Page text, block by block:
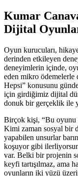
Kumar
Dijital
Oyun kurucuları,
derinden etkileyen
deneyimlerin içinde,
eden mikro ödemelerle
Hepsi” konusunu
için girdiğimiz dijital
donuk bir gerçeklik ile
Birçok kişi, “Bu oyunu
Kimi zaman sosyal bir
yapabilen unsurlar
koşuyor gibi
var. Belki bir projenin
keyfi tartışılmaz, ama
oyunların iki yüzü